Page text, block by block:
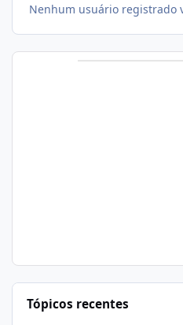
Nenhum usuário registrado
Tópicos recentes